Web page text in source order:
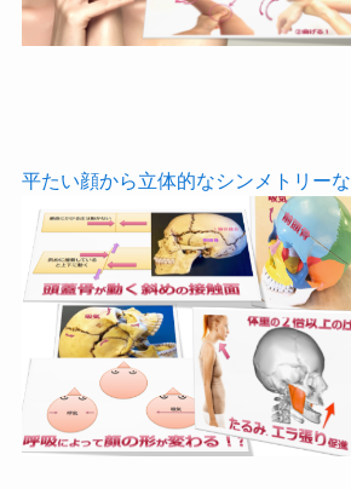
平たい顔から立体的なシンメトリー